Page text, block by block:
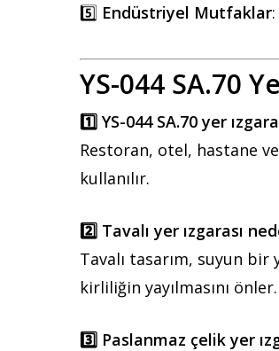
5️⃣ Endüstriyel Mutfaklar
YS-044 SA.70
1️⃣ YS-044 SA.70 yer
Restoran, otel, hastane
kullanılır.
2️⃣ Tavalı yer ızgarası
Tavalı tasarım, suyun bir
kirliliğin yayılmasını önler.
3️⃣ Paslanmaz çelik yer